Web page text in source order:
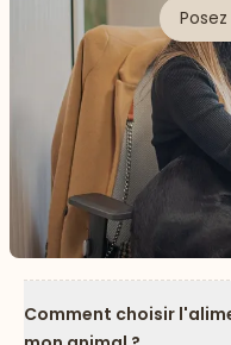
Comment choisir